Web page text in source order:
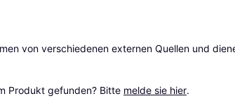
von verschiedenen externen Quellen und
Produkt gefunden? Bitte melde sie hier.